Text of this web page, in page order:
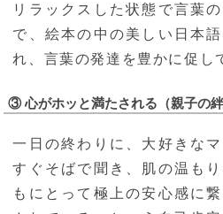
リラックスした状態で言葉
で、絵本の中の美しい日本
れ、言葉の発達を豊かに促し
③ 心がホッと満たされる（親子の絆
一日の終わりに、大好きな
すぐそばで聞き、肌の温も
もにとって極上の安心感に